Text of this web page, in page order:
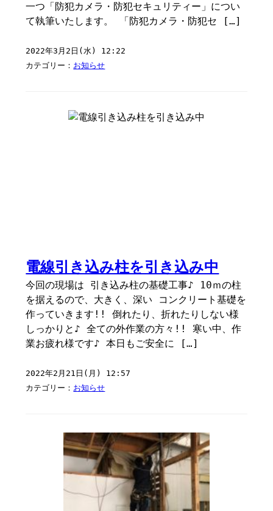
一つ「防犯カメラ・防犯セキュリティー」につい
て執筆いたします。 「防犯カメラ・防犯セ […]
2022年3月2日(水) 12:22
カテゴリー： お知らせ
電線引き込み柱を引き込み中
今回の現場は 引き込み柱の基礎工事♪ 10ｍの柱
を据えるので、大きく、深い コンクリート基礎を
作っていきます!! 倒れたり、折れたりしない様
しっかりと♪ 全ての外作業の方々!! 寒い中、作
業お疲れ様です♪ 本日もご安全に […]
2022年2月21日(月) 12:57
カテゴリー： お知らせ